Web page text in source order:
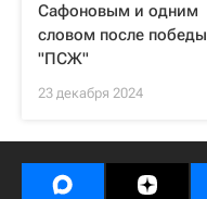
Сафоновым и одним
словом после победы
"ПСЖ"
23 декабря 2024